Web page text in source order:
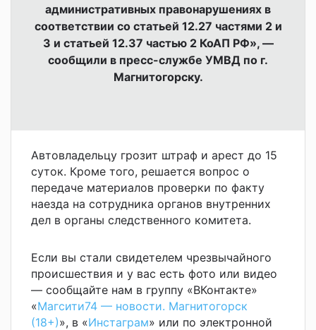
административных правонарушениях в
соответствии со статьей 12.27 частями 2 и
3 и статьей 12.37 частью 2 КоАП РФ», —
сообщили в пресс-службе УМВД по г.
Магнитогорску.
Автовладельцу грозит штраф и арест до 15
суток. Кроме того, решается вопрос о
передаче материалов проверки по факту
наезда на сотрудника органов внутренних
дел в органы следственного комитета.
Если вы стали свидетелем чрезвычайного
происшествия и у вас есть фото или видео
— сообщайте нам в группу «ВКонтакте»
«Магсити74 — новости. Магнитогорск
(18+)», в «Инстаграм» или по электронной